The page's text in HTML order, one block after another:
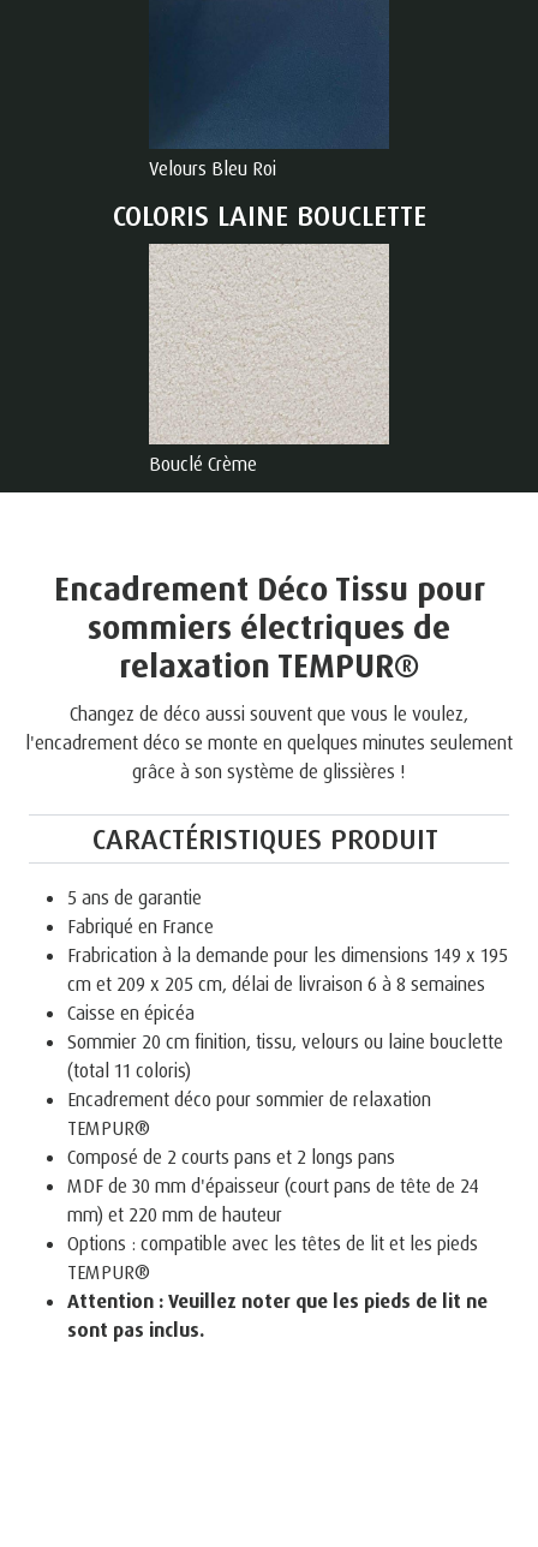
Velours Bleu Roi
COLORIS LAINE BOUCLETTE
Bouclé Crème
Encadrement Déco Tissu pour
sommiers électriques de
relaxation TEMPUR®
Changez de déco aussi souvent que vous le voulez,
l'encadrement déco se monte en quelques minutes seulement
grâce à son système de glissières !
CARACTÉRISTIQUES PRODUIT
5 ans de garantie
Fabriqué en France
Frabrication à la demande pour les dimensions 149 x 195
cm et 209 x 205 cm, délai de livraison 6 à 8 semaines
Caisse en épicéa
Sommier 20 cm finition, tissu, velours ou laine bouclette
(total 11 coloris)
Encadrement déco pour sommier de relaxation
TEMPUR®
Composé de 2 courts pans et 2 longs pans
MDF de 30 mm d'épaisseur (court pans de tête de 24
mm) et 220 mm de hauteur
Options : compatible avec les têtes de lit et les pieds
TEMPUR®
Attention : Veuillez noter que les pieds de lit ne
sont pas inclus.